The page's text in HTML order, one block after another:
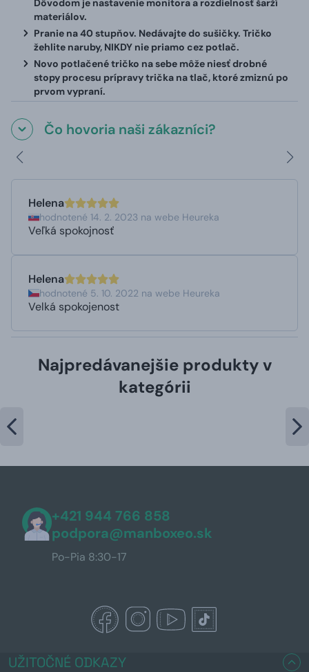
materiálov.
Pranie na 40 stupňov. Nedávajte do sušičky. Tričko
žehlite naruby, NIKDY nie priamo cez potlač.
Novo potlačené tričko na sebe môže niesť drobné
stopy procesu prípravy trička na tlač, ktoré zmiznú po
prvom vypraní.
Čo hovoria naši zákazníci?
Helena
hodnotené 14. 2. 2023 na webe Heureka
Veľká spokojnosť
Helena
hodnotené 5. 10. 2022 na webe Heureka
Velká spokojenost
Najpredávanejšie produkty v
kategórii
+421 944 766 858
podpora@manboxeo.sk
Po-Pia 8:30-17
UŽITOČNÉ ODKAZY